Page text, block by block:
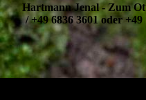
Hartmann Jenal - Zum
/ +49 6836 3601 oder